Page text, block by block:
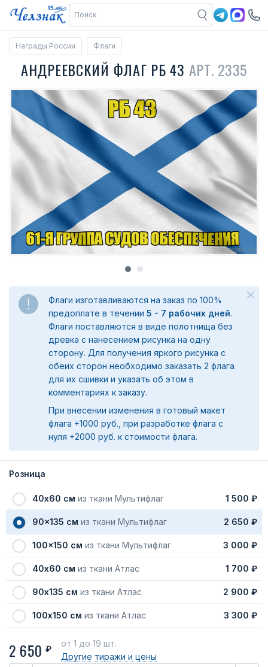
Награды России Флаги
АНДРЕЕВСКИЙ ФЛАГ РБ 43 АРТ. 2335
Флаги изготавливаются на заказ по 100%
предоплате в течении 5 - 7 рабочих дней.
Флаги поставляются в виде полотнища без
древка с нанесением рисунка на одну
сторону. Для получения яркого рисунка с
обеих сторон необходимо заказать 2 флага
для их сшивки и указать об этом в
комментариях к заказу.
При внесении изменения в готовый макет
флага +1000 руб., при разработке флага с
нуля +2000 руб. к стоимости флага.
Розница
40х60 см из ткани Мультифлаг 1 500 ₽
90x135 см из ткани Мультифлаг 2 650 ₽
100x150 см из ткани Мультифлаг 3 000 ₽
40х60 см из ткани Атлас 1 700 ₽
90х135 см из ткани Атлас 2 900 ₽
100х150 см из ткани Атлас 3 300 ₽
2 650 ₽
от 1 до 19 шт.
Другие тиражи и цены